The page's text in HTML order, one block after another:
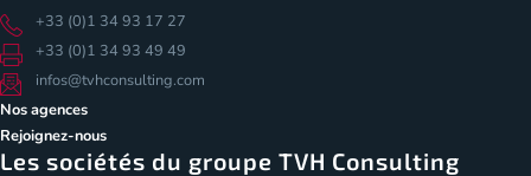
+33 (0)1 34 93 17 27
+33 (0)1 34 93 49 49
infos@tvhconsulting.com
Nos agences
Rejoignez-nous
Les sociétés du groupe TVH Consulting